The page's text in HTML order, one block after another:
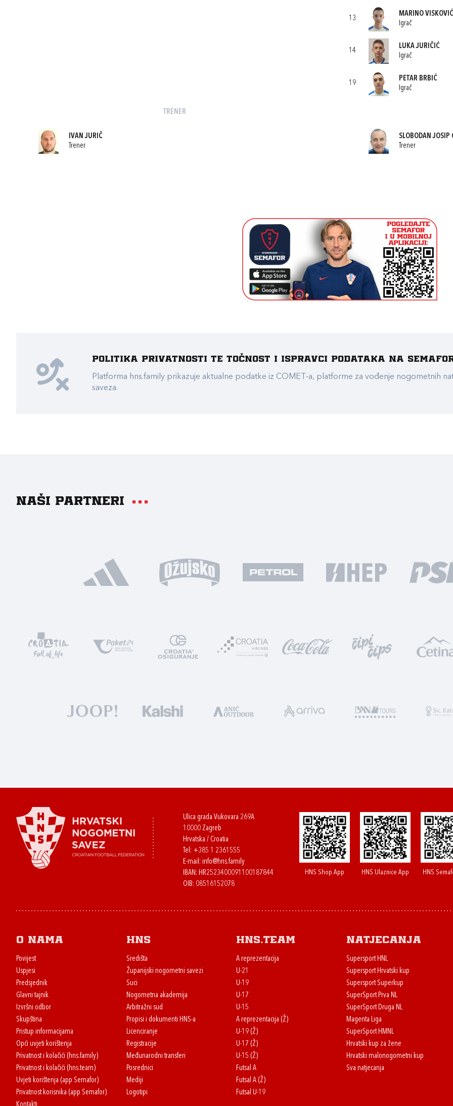
TRENER
IVAN JURIČ
Trener
13
MARINO VISKOVIĆ
Igrač
14
LUKA JURIČIĆ
Igrač
19
PETAR BRBIĆ
Igrač
SLOBODAN JOSIP
Trener
Politika privatnosti te točnost i ispravci podataka na
Platforma hns.family prikazuje aktualne podatke iz COMET-a, platforme za vođenje nogometnih
saveza.
Naši partneri
Ulica grada Vukovara 269A
10000 Zagreb
Hrvatska / Croatia
Tel: +385 1 2361555
E-mail: info@hns.family
IBAN: HR2523400091100187844
OIB: 08516152078
HNS Shop App HNS Ulaznice App HNS
O nama
Povijest
Uspjesi
Predsjednik
Glavni tajnik
Izvršni odbor
Skupština
Pristup informacijama
Opći uvjeti korištenja
Privatnost i kolačići (hns.family)
Privatnost i kolačići (hns.team)
Uvjeti korištenja (app Semafor)
Privatnost korisnika (app Semafor)
HNS
Središta
Županijski nogometni savezi
Suci
Nogometna akademija
Arbitražni sud
Propisi i dokumenti HNS-a
Licenciranje
Registracije
Međunarodni transferi
Posrednici
Mediji
Logotipi
HNS.team
A reprezentacija
U-21
U-19
U-17
U-15
A reprezentacija (Ž)
U-19 (Ž)
U-17 (Ž)
U-15 (Ž)
Futsal A
Futsal A (Ž)
Futsal U-19
Natjecanja
Supersport HNL
Supersport Hrvatski kup
Supersport Superkup
SuperSport Prva NL
SuperSport Druga NL
Magenta Liga
SuperSport HMNL
Hrvatski kup za žene
Hrvatski malonogometni kup
Sva natjecanja